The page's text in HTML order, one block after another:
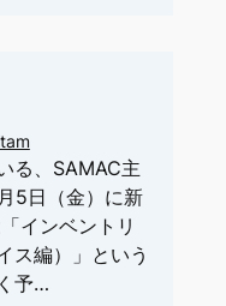
る、SAMAC主
5日（金）に新
インベントリ
ス編）」という
予…